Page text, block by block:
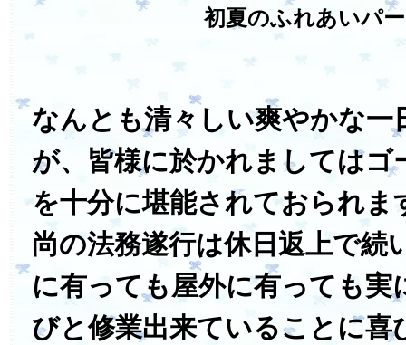
初夏のふれあいパ
なんとも清々しい爽やかな一
が、皆様に於かれましてはゴ
を十分に堪能されておられま
尚の法務遂行は休日返上で続
に有っても屋外に有っても実
びと修業出来ていることに喜